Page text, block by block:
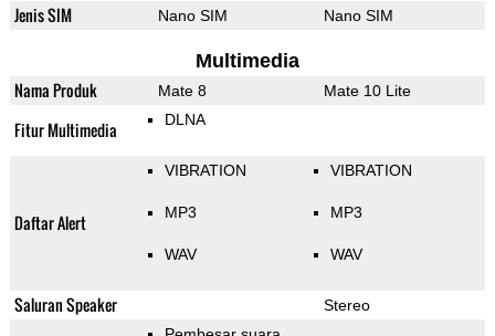
Jenis SIM Nano SIM Nano SIM
Multimedia
Nama Produk Mate 8 Mate 10 Lite
Fitur Multimedia DLNA
Daftar Alert
VIBRATION
MP3
WAV
VIBRATION
MP3
WAV
Saluran Speaker Stereo